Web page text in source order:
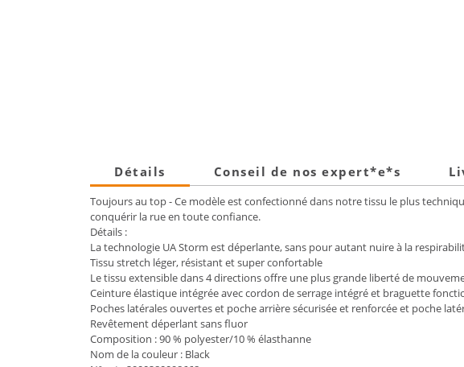
Détails Conseil de nos expert*e*s
Toujours au top - Ce modèle est confectionné dans notre tissu le plus
conquérir la rue en toute confiance.
Détails :
La technologie UA Storm est déperlante, sans pour autant nuire à la
Tissu stretch léger, résistant et super confortable
Le tissu extensible dans 4 directions offre une plus grande liberté de
Ceinture élastique intégrée avec cordon de serrage intégré et braguette
Poches latérales ouvertes et poche arrière sécurisée et renforcée et poche
Revêtement déperlant sans fluor
Composition : 90 % polyester/10 % élasthanne
Nom de la couleur : Black